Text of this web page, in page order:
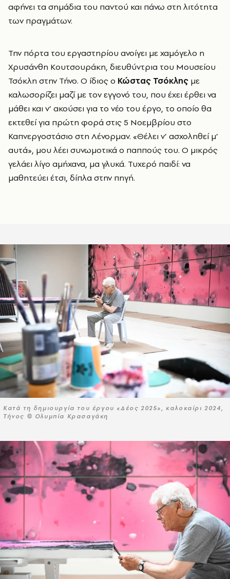
αφήνει τα σημάδια του παντού και πάνω στη λιτότητα
των πραγμάτων.
Την πόρτα του εργαστηρίου ανοίγει με χαμόγελο η
Χρυσάνθη Κουτσουράκη, διευθύντρια του Μουσείου
Τσόκλη στην Τήνο. Ο ίδιος ο Κώστας Τσόκλης με
καλωσορίζει μαζί με τον εγγονό του, που έχει έρθει να
μάθει και ν’ ακούσει για το νέο του έργο, το οποίο θα
εκτεθεί για πρώτη φορά στις 5 Νοεμβρίου στο
Καπνεργοστάσιο στη Λένορμαν. «Θέλει ν’ ασχοληθεί μ’
αυτά», μου λέει συνωμοτικά ο παππούς του. Ο μικρός
γελάει λίγο αμήχανα, μα γλυκά. Τυχερό παιδί: να
μαθητεύει έτσι, δίπλα στην πηγή.
Κατά τη δημιουργία του έργου «Δέος 2025», καλοκαίρι 2024,
Τήνος © Ολυμπία Κρασαγάκη